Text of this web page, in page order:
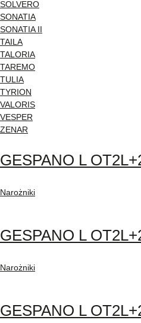
SOLVERO
SONATIA
SONATIA II
TAILA
TALORIA
TAREMO
TULIA
TYRION
VALORIS
VESPER
ZENAR
GESPANO L
Narożniki
GESPANO L
Narożniki
GESPANO L